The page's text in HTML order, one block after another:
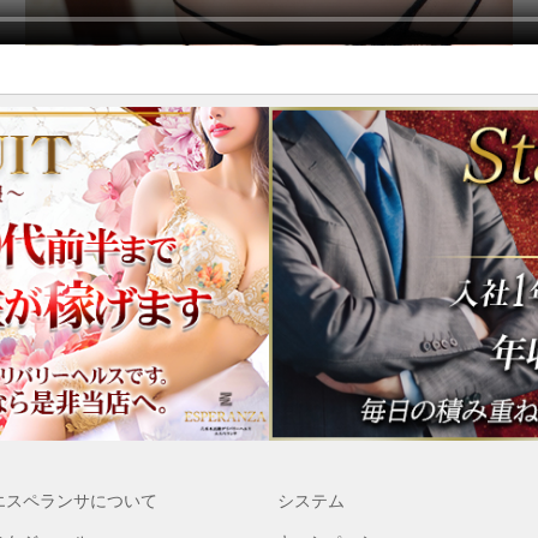
スペランサについて システム